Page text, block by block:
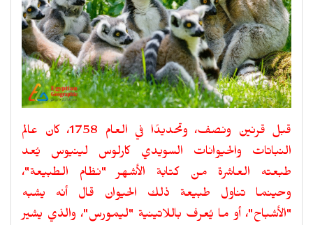
قبل قرنين ونصف، وتحديدًا في العام 1758، كان عالم
النباتات والحيوانات السويدي كارلوس لينيوس يُعد
طبعته العاشرة من كتابة الأشهر "نظام الطبيعة"،
وحينما تناول طبيعة ذلك الحيوان قال أنه يشبه
"الأشباح"، أو ما يُعرف باللاتينية "ليمورس"، والذي يشير